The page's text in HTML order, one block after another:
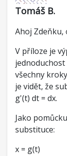
Tomáš B.
Ahoj Zdeňku,
V příloze je
všechny
je vidět, že
g'(t) dt = dx.
Jako
substituce:
x = g(t)